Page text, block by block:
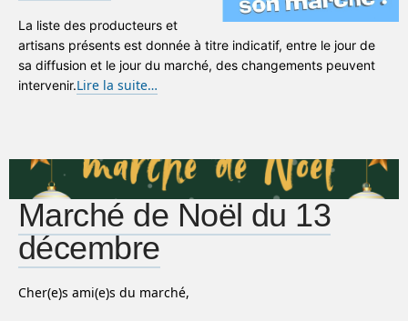
La liste des producteurs et
artisans présents est donnée à titre indicatif, entre le jour de
sa diffusion et le jour du marché, des changements peuvent
intervenir.Lire la suite…
Marché de Noël du 13
décembre
Cher(e)s ami(e)s du marché,